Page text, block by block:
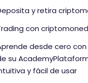
y retira
con
desde cero
su
y fácil de usar